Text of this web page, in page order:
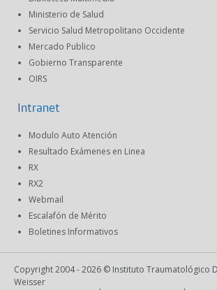
Ministerio de Salud
Servicio Salud Metropolitano Occidente
Mercado Publico
Gobierno Transparente
OIRS
Intranet
Modulo Auto Atención
Resultado Exámenes en Linea
RX
RX2
Webmail
Escalafón de Mérito
Boletines Informativos
Copyright 2004 - 2026 © Instituto Traumatológico
Weisser